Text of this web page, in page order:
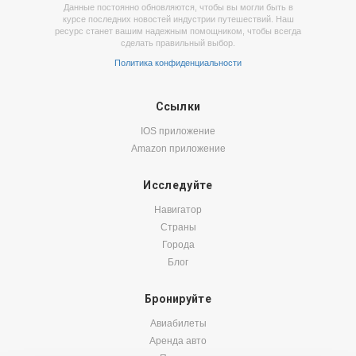
Данные постоянно обновляются, чтобы вы могли быть в
курсе последних новостей индустрии путешествий. Наш
ресурс станет вашим надежным помощником, чтобы всегда
сделать правильный выбор.
Политика конфиденциальности
Ссылки
IOS приложение
Amazon приложение
Исследуйте
Навигатор
Страны
Города
Блог
Бронируйте
Авиабилеты
Аренда авто